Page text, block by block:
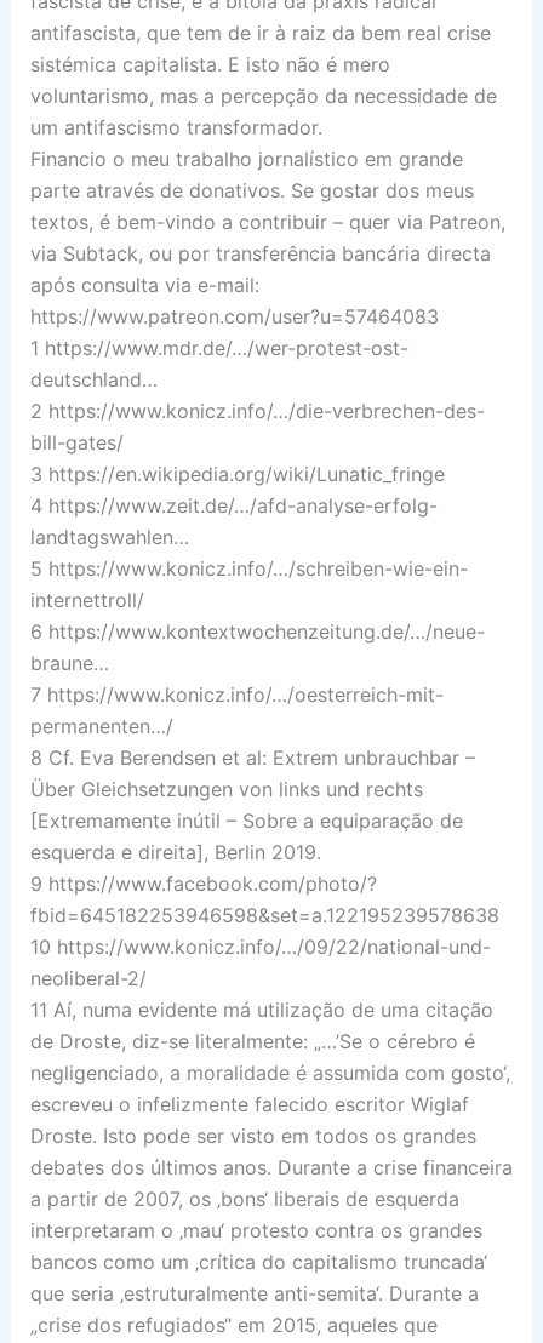
antifascista, que tem de ir à raiz da bem real crise
sistémica capitalista. E isto não é mero
voluntarismo, mas a percepção da necessidade de
um antifascismo transformador.
Financio o meu trabalho jornalístico em grande
parte através de donativos. Se gostar dos meus
textos, é bem-vindo a contribuir – quer via Patreon,
via Subtack, ou por transferência bancária directa
após consulta via e-mail:
https://www.patreon.com/user?u=57464083
1 https://www.mdr.de/…/wer-protest-ost-
deutschland…
2 https://www.konicz.info/…/die-verbrechen-des-
bill-gates/
3 https://en.wikipedia.org/wiki/Lunatic_fringe
4 https://www.zeit.de/…/afd-analyse-erfolg-
landtagswahlen…
5 https://www.konicz.info/…/schreiben-wie-ein-
internettroll/
6 https://www.kontextwochenzeitung.de/…/neue-
braune…
7 https://www.konicz.info/…/oesterreich-mit-
permanenten…/
8 Cf. Eva Berendsen et al: Extrem unbrauchbar –
Über Gleichsetzungen von links und rechts
[Extremamente inútil – Sobre a equiparação de
esquerda e direita], Berlin 2019.
9 https://www.facebook.com/photo/?
fbid=645182253946598&set=a.122195239578638
10 https://www.konicz.info/…/09/22/national-und-
neoliberal-2/
11 Aí, numa evidente má utilização de uma citação
de Droste, diz-se literalmente: „…’Se o cérebro é
negligenciado, a moralidade é assumida com gosto‘,
escreveu o infelizmente falecido escritor Wiglaf
Droste. Isto pode ser visto em todos os grandes
debates dos últimos anos. Durante a crise financeira
a partir de 2007, os ‚bons‘ liberais de esquerda
interpretaram o ‚mau‘ protesto contra os grandes
bancos como um ‚crítica do capitalismo truncada‘
que seria ‚estruturalmente anti-semita‘. Durante a
„crise dos refugiados“ em 2015, aqueles que